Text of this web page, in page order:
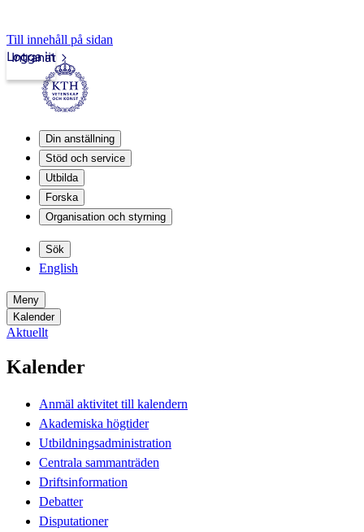
Till innehåll på sidan
Intranät
Logga in
Din anställning
Stöd och service
Utbilda
Forska
Organisation och styrning
Sök
English
Meny
Kalender
Aktuellt
Kalender
Anmäl aktivitet till kalendern
Akademiska högtider
Utbildningsadministration
Centrala sammanträden
Driftsinformation
Debatter
Disputationer